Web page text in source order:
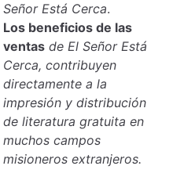
Señor Está Cerca.
Los beneficios de las
ventas de El Señor Está
Cerca, contribuyen
directamente a la
impresión y distribución
de literatura gratuita en
muchos campos
misioneros extranjeros.